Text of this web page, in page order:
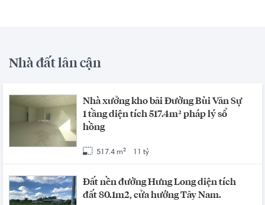
Nhà đất lân cận
Nhà xưởng kho bãi Đường Bùi Văn Sự
1 tầng diện tích 517.4m² pháp lý sổ
hồng
517.4 m² 11 tỷ
Đất nền đường Hưng Long diện tích
đất 80.1m2, cửa hướng Tây Nam.